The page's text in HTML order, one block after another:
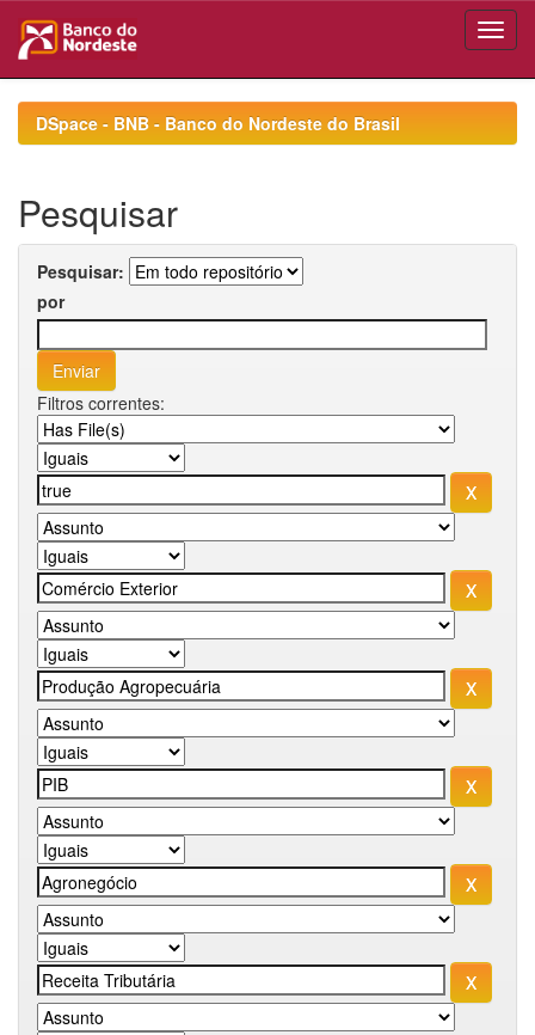
navigationDSpace - BNB - Banco do Nordeste do Brasil
Pesquisar
Pesquisar:
por
Filtros correntes: